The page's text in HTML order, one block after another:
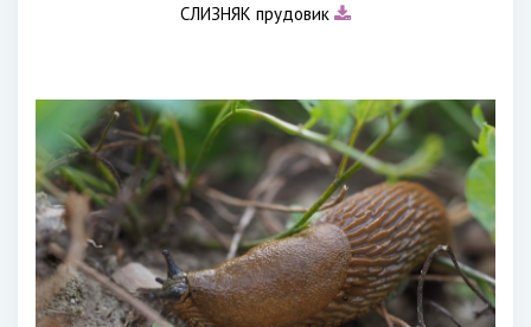
СЛИЗНЯК прудовик